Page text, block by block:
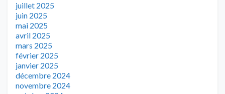
juillet 2025
juin 2025
mai 2025
avril 2025
mars 2025
février 2025
janvier 2025
décembre 2024
novembre 2024